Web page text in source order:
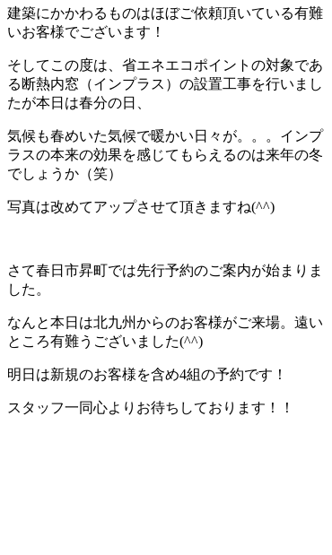
建築にかかわるものはほぼご依頼頂いている有難
いお客様でございます！
そしてこの度は、省エネエコポイントの対象であ
る断熱内窓（インプラス）の設置工事を行いまし
たが本日は春分の日、
気候も春めいた気候で暖かい日々が。。。インプ
ラスの本来の効果を感じてもらえるのは来年の冬
でしょうか（笑）
写真は改めてアップさせて頂きますね(^^)
さて春日市昇町では先行予約のご案内が始まりま
した。
なんと本日は北九州からのお客様がご来場。遠い
ところ有難うございました(^^)
明日は新規のお客様を含め4組の予約です！
スタッフ一同心よりお待ちしております！！